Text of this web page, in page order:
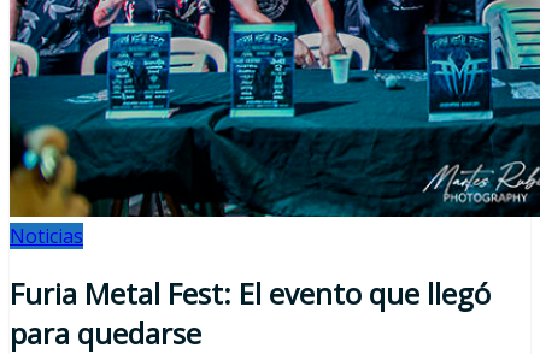
Noticias
Furia Metal Fest: El evento que llegó
para quedarse